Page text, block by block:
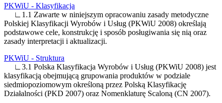
PKWiU - Klasyfikacja
∟1.1 Zawarte w niniejszym opracowaniu zasady metodyczne
Polskiej Klasyfikacji Wyrobów i Usług (PKWiU 2008) określają
podstawowe cele, konstrukcję i sposób posługiwania się nią oraz
zasady interpretacji i aktualizacji.
PKWiU - Struktura
∟3.1 Polska Klasyfikacja Wyrobów i Usług (PKWiU 2008) jest
klasyfikacją obejmującą grupowania produktów w podziale
siedmiopoziomowym określoną przez Polską Klasyfikację
Działalności (PKD 2007) oraz Nomenklaturę Scaloną (CN 2007).